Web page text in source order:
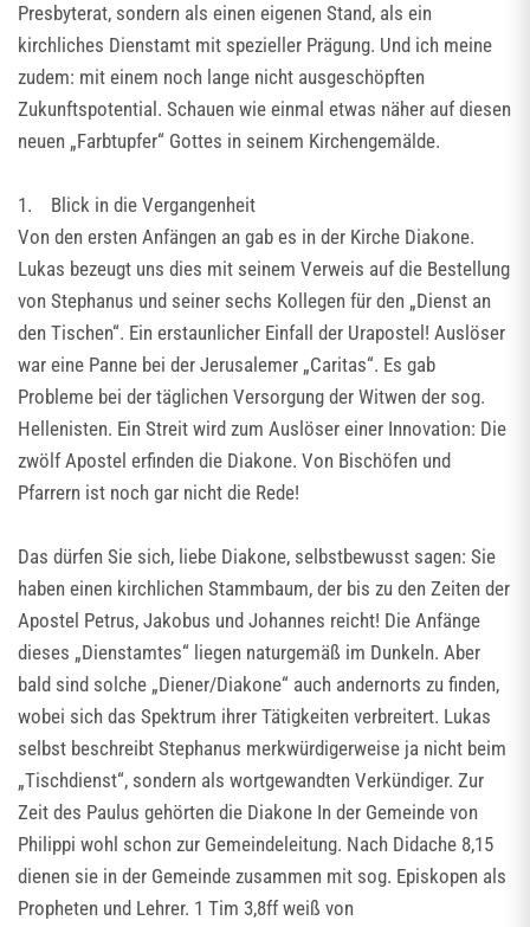
Presbyterat, sondern als einen eigenen Stand, als ein
kirchliches Dienstamt mit spezieller Prägung. Und ich meine
zudem: mit einem noch lange nicht ausgeschöpften
Zukunftspotential. Schauen wie einmal etwas näher auf diesen
neuen „Farbtupfer“ Gottes in seinem Kirchengemälde.
1. Blick in die Vergangenheit
Von den ersten Anfängen an gab es in der Kirche Diakone.
Lukas bezeugt uns dies mit seinem Verweis auf die Bestellung
von Stephanus und seiner sechs Kollegen für den „Dienst an
den Tischen“. Ein erstaunlicher Einfall der Urapostel! Auslöser
war eine Panne bei der Jerusalemer „Caritas“. Es gab
Probleme bei der täglichen Versorgung der Witwen der sog.
Hellenisten. Ein Streit wird zum Auslöser einer Innovation: Die
zwölf Apostel erfinden die Diakone. Von Bischöfen und
Pfarrern ist noch gar nicht die Rede!
Das dürfen Sie sich, liebe Diakone, selbstbewusst sagen: Sie
haben einen kirchlichen Stammbaum, der bis zu den Zeiten der
Apostel Petrus, Jakobus und Johannes reicht! Die Anfänge
dieses „Dienstamtes“ liegen naturgemäß im Dunkeln. Aber
bald sind solche „Diener/Diakone“ auch andernorts zu finden,
wobei sich das Spektrum ihrer Tätigkeiten verbreitert. Lukas
selbst beschreibt Stephanus merkwürdigerweise ja nicht beim
„Tischdienst“, sondern als wortgewandten Verkündiger. Zur
Zeit des Paulus gehörten die Diakone In der Gemeinde von
Philippi wohl schon zur Gemeindeleitung. Nach Didache 8,15
dienen sie in der Gemeinde zusammen mit sog. Episkopen als
Propheten und Lehrer. 1 Tim 3,8ff weiß von